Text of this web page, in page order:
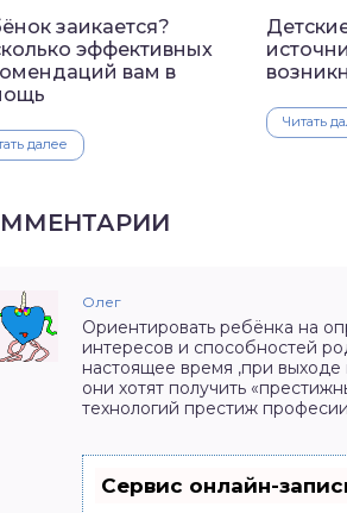
заикается?
эффективных
вам в
далее
Читать
Олег
Ориентировать ребёнка на
интересов и способностей
настоящее время ,при
они хотят получить
технологий престиж
Сервис онлайн-